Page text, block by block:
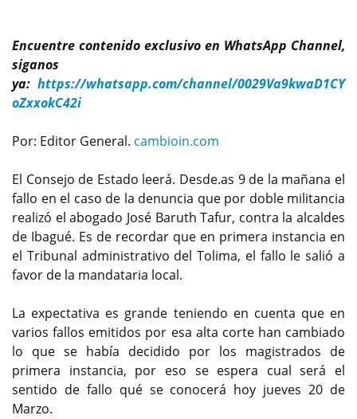
Encuentre contenido exclusivo en WhatsApp Channel,
siganos
ya: https://whatsapp.com/channel/0029Va9kwaD1CY
oZxxokC42i
Por: Editor General. cambioin.com
El Consejo de Estado leerá. Desde.as 9 de la mañana el
fallo en el caso de la denuncia que por doble militancia
realizó el abogado José Baruth Tafur, contra la alcaldes
de Ibagué. Es de recordar que en primera instancia en
el Tribunal administrativo del Tolima, el fallo le salió a
favor de la mandataria local.
La expectativa es grande teniendo en cuenta que en
varios fallos emitidos por esa alta corte han cambiado
lo que se había decidido por los magistrados de
primera instancia, por eso se espera cual será el
sentido de fallo qué se conocerá hoy jueves 20 de
Marzo.